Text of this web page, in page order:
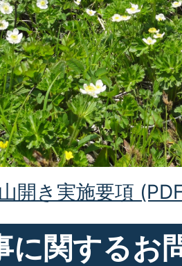
開き実施要項
に関するお